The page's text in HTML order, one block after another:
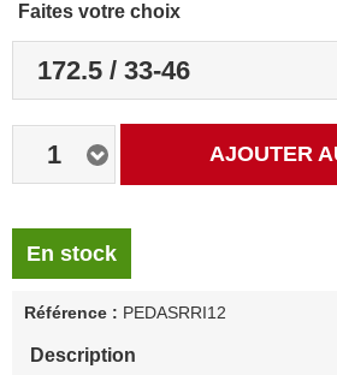
Faites votre choix
172.5 / 33-46
1 AJOUTER
En stock
Référence : PEDASRRI12
Description